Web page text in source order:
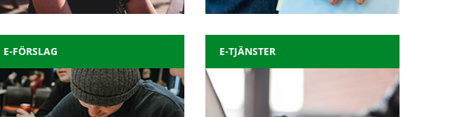
E-FÖRSLAG E-TJÄNSTER